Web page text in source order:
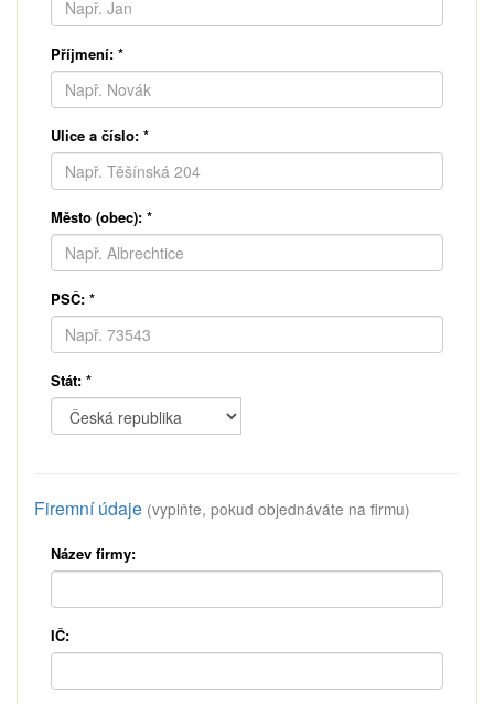
Příjmení: *
Ulice a číslo: *
Město (obec): *
PSČ: *
Stát: *
Firemní údaje (vyplňte, pokud objednáváte na firmu)
Název firmy:
IČ: